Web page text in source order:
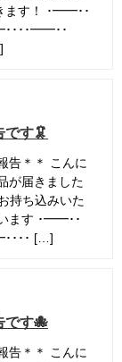
ます！ ･━━･･
･･━━･･
です🦑
告＊＊ こんに
が届きました
持ち込みいた
ます ･━━･･
･･ […]
です🐙
告＊＊ こんに